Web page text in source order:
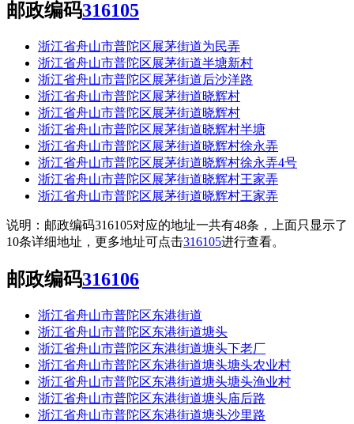
邮政编码316105
浙江省舟山市普陀区展茅街道为民弄
浙江省舟山市普陀区展茅街道半塘新村
浙江省舟山市普陀区展茅街道后沙洋路
浙江省舟山市普陀区展茅街道晓辉村
浙江省舟山市普陀区展茅街道晓辉村
浙江省舟山市普陀区展茅街道晓辉村半塘
浙江省舟山市普陀区展茅街道晓辉村徐永弄
浙江省舟山市普陀区展茅街道晓辉村徐永弄4号
浙江省舟山市普陀区展茅街道晓辉村王家弄
浙江省舟山市普陀区展茅街道晓辉村王家弄
说明：邮政编码316105对应的地址一共有48条，上面只显示了
10条详细地址，更多地址可点击316105进行查看。
邮政编码316106
浙江省舟山市普陀区东港街道
浙江省舟山市普陀区东港街道塘头
浙江省舟山市普陀区东港街道塘头下老厂
浙江省舟山市普陀区东港街道塘头塘头农业村
浙江省舟山市普陀区东港街道塘头塘头渔业村
浙江省舟山市普陀区东港街道塘头庙后路
浙江省舟山市普陀区东港街道塘头沙里路